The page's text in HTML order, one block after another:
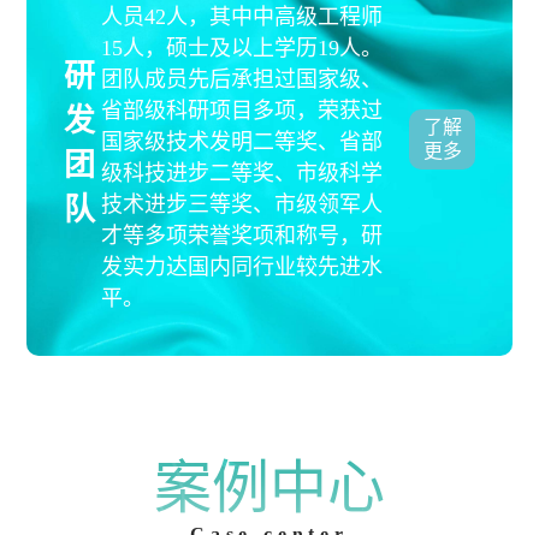
研
发
团
队
人员42人，其中中高级工程师
15人，硕士及以上学历19人。
团队成员先后承担过国家级、
省部级科研项目多项，荣获过
国家级技术发明二等奖、省部
级科技进步二等奖、市级科学
技术进步三等奖、市级领军人
才等多项荣誉奖项和称号，研
发实力达国内同行业较先进水
平。
了解
更多
案例中心